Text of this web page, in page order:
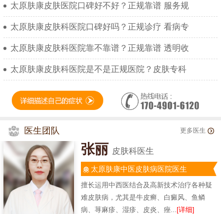
太原肤康皮肤医院口碑好不好？正规靠谱 服务规
太原肤康皮肤科医院口碑好吗？正规诊疗 看病专
太原肤康皮肤科医院靠不靠谱？正规靠谱 透明收
太原肤康皮肤科医院是不是正规医院？皮肤专科
医生团队 更多医生
张丽 皮肤科医生
太原肤康中医皮肤病医院医生
擅长运用中西医结合及高新技术治疗各种疑
难皮肤病，尤其是牛皮癣、白癜风、鱼鳞
病、荨麻疹、湿疹、皮炎、痤... [详细]